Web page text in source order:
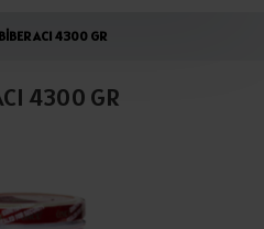
ACI 4300 GR
4300 GR